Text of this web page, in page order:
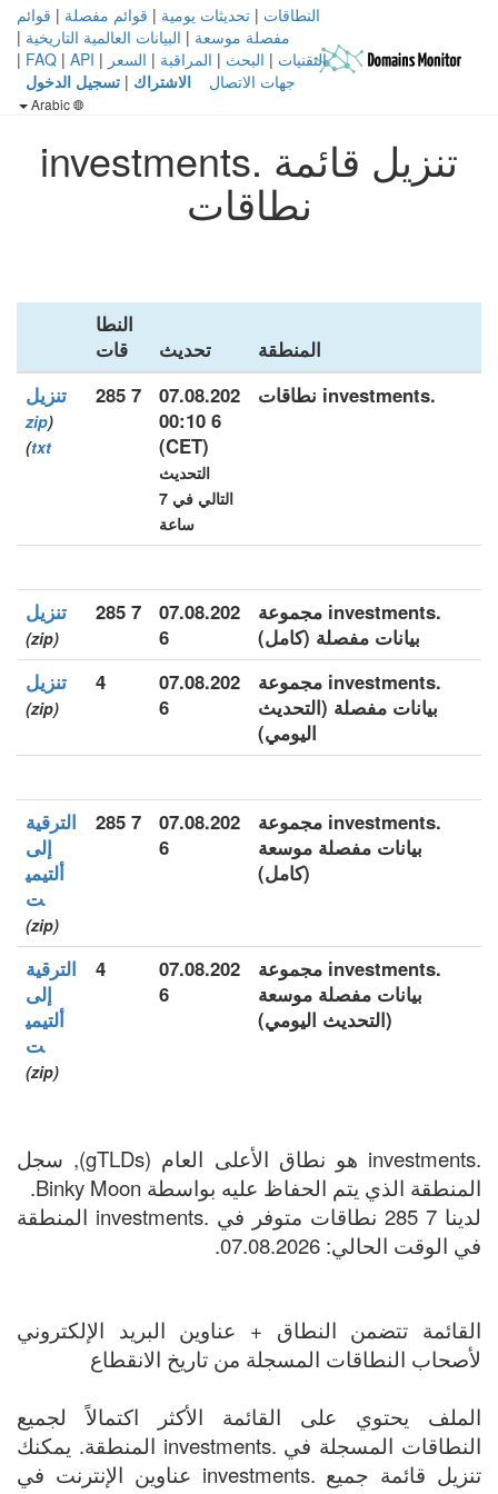
النطاقات | تحديثات يومية | قوائم مفصلة | قوائم
مفصلة موسعة | البيانات العالمية التاريخية |
التقنيات | البحث | المراقبة | السعر |
FAQ | API
|
جهات الاتصال
الاشتراك | تسجيل الدخول
تنزيل قائمة .investments
نطاقات
المنطقة تحديث
النطا
قات
.investments نطاقات
07.08.202
6 00:10
(CET)
التحديث
التالي في 7
ساعة
7 285 تنزيل
(
zip
txt
)
.investments مجموعة
بيانات مفصلة (كامل)
07.08.202
6
7 285 تنزيل
(zip)
.investments مجموعة
بيانات مفصلة (التحديث
اليومي)
07.08.202
6
4 تنزيل
(zip)
.investments مجموعة
بيانات مفصلة موسعة
(كامل)
07.08.202
6
7 285
الترقية
إلى
ألتيمي
ت
(zip)
.investments مجموعة
بيانات مفصلة موسعة
(التحديث اليومي)
07.08.202
6
4
الترقية
إلى
ألتيمي
ت
(zip)
.investments هو نطاق الأعلى العام (gTLDs), سجل
المنطقة الذي يتم الحفاظ عليه بواسطة Binky Moon.
لدينا 7 285 نطاقات متوفر في .investments المنطقة
في الوقت الحالي: 07.08.2026.
القائمة تتضمن النطاق + عناوين البريد الإلكتروني
لأصحاب النطاقات المسجلة من تاريخ الانقطاع
الملف يحتوي على القائمة الأكثر اكتمالاً لجميع
النطاقات المسجلة في .investments المنطقة. يمكنك
تنزيل قائمة جميع .investments عناوين الإنترنت في